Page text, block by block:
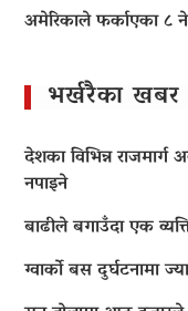
अमेरिकाले फर्काएका ८
भर्खरैका खबर
देशका विभिन्न
नपाइने
बाढीले बगाउँदा एक
ग्वार्को बस दुर्घटनामा